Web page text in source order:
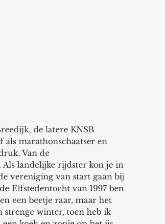
de latere KNSB
marathonschaatser en
Van de
landelijke rijdster kon je in
vereniging van start gaan bij
Elfstedentocht van 1997 ben
een beetje raar, maar het
strenge winter, toen heb ik